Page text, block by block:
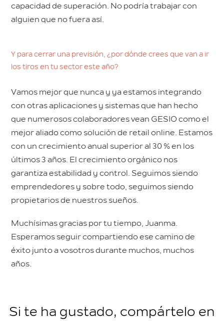
capacidad de superación. No podría trabajar con
alguien que no fuera así.
Y para cerrar una previsión, ¿por dónde crees que van a ir
los tiros en tu sector este año?
Vamos mejor que nunca y ya estamos integrando
con otras aplicaciones y sistemas que han hecho
que numerosos colaboradores vean GESIO como el
mejor aliado como solución de retail online. Estamos
con un crecimiento anual superior al 30 % en los
últimos 3 años. El crecimiento orgánico nos
garantiza estabilidad y control. Seguimos siendo
emprendedores y sobre todo, seguimos siendo
propietarios de nuestros sueños.
Muchísimas gracias por tu tiempo, Juanma.
Esperamos seguir compartiendo ese camino de
éxito junto a vosotros durante muchos, muchos
años.
Si te ha gustado, compártelo en